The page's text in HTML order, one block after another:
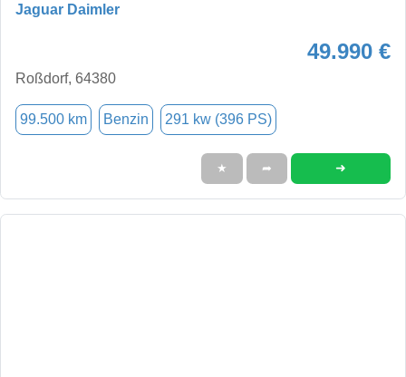
Jaguar Daimler
49.990 €
Roßdorf, 64380
99.500 km Benzin 291 kw (396 PS)
★ ➦ ➜